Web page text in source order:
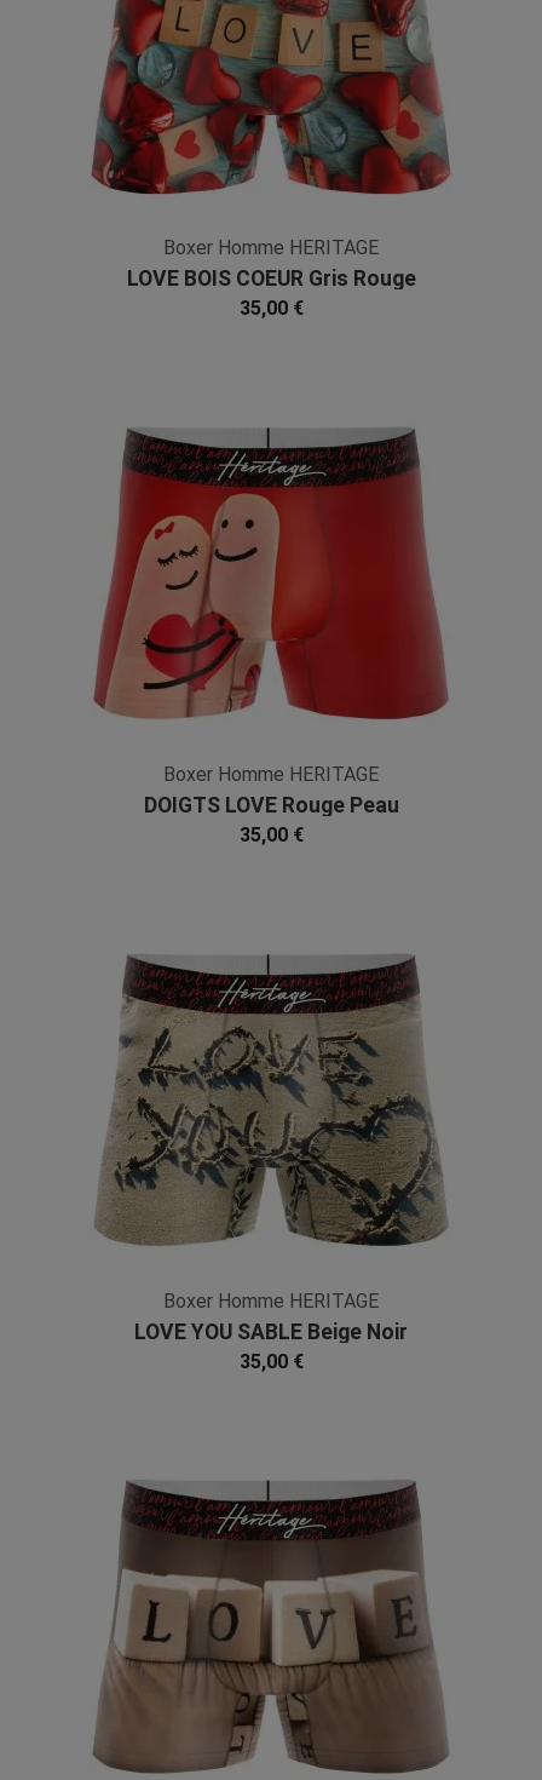
Boxer Homme HERITAGE
LOVE BOIS COEUR Gris Rouge
Microfibre
35,00 €
Boxer Homme HERITAGE
DOIGTS LOVE Rouge Peau
Microfibre
35,00 €
Boxer Homme HERITAGE
LOVE YOU SABLE Beige Noir
Microfibre
35,00 €